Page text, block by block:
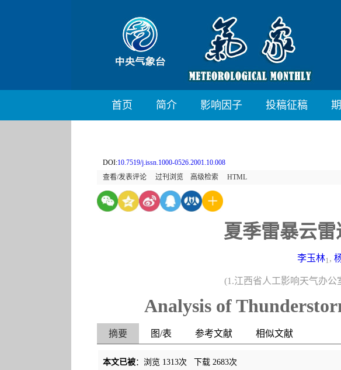
首页 简介 影响因子 投稿征稿
DOI:10.7519/j.issn.1000-0526.2001.10.008
查看/发表评论
过刊浏览 高级检索 HTML
夏季雷暴云
李玉林1,
(1.江西省人工影响天气办公
Analysis of
摘要 图/表 参考文献 相似文献
本文已被：浏览 1313次 下载 2683次